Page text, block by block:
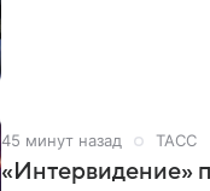
45 минут назад ТАСС
«Интервидение»